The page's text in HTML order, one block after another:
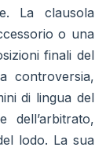
La clausola
o una
finali del
controversia,
di lingua del
dell’arbitrato,
lodo. La sua